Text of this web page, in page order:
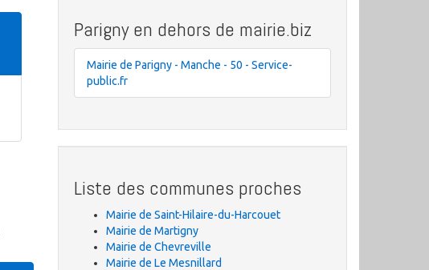
Parigny en dehors de mairie.biz
Mairie de Parigny - Manche - 50 - Service-
public.fr
Liste des communes proches
Mairie de Saint-Hilaire-du-Harcouet
Mairie de Martigny
Mairie de Chevreville
Mairie de Le Mesnillard